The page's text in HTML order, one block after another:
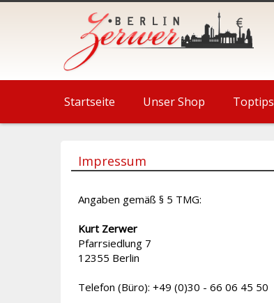
Startseite Unser Shop Toptips
Impressum
Angaben gemäß § 5 TMG:
Kurt Zerwer
Pfarrsiedlung 7
12355 Berlin
Telefon (Büro): +49 (0)30 - 66 06 45 50